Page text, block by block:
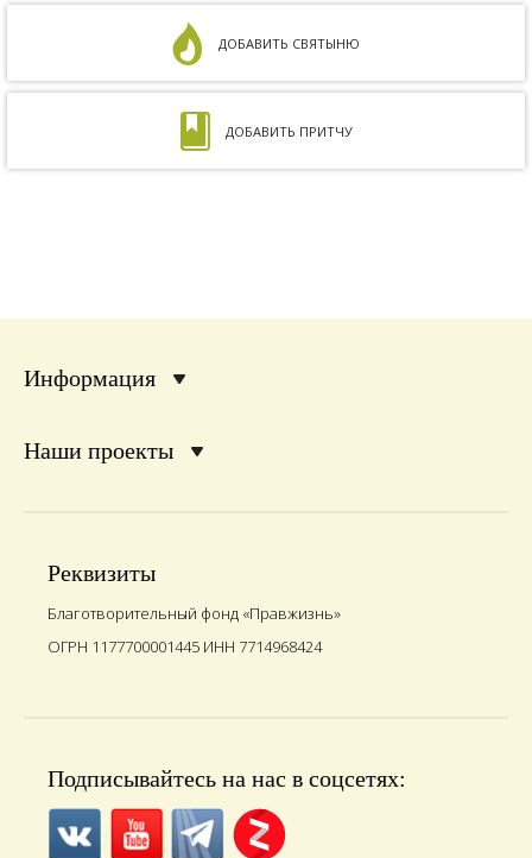
ДОБАВИТЬ СВЯТЫНЮ
ДОБАВИТЬ ПРИТЧУ
Информация
Наши проекты
Реквизиты
Благотворительный фонд «Правжизнь»
ОГРН 1177700001445 ИНН 7714968424
Подписывайтесь на нас в соцсетях: